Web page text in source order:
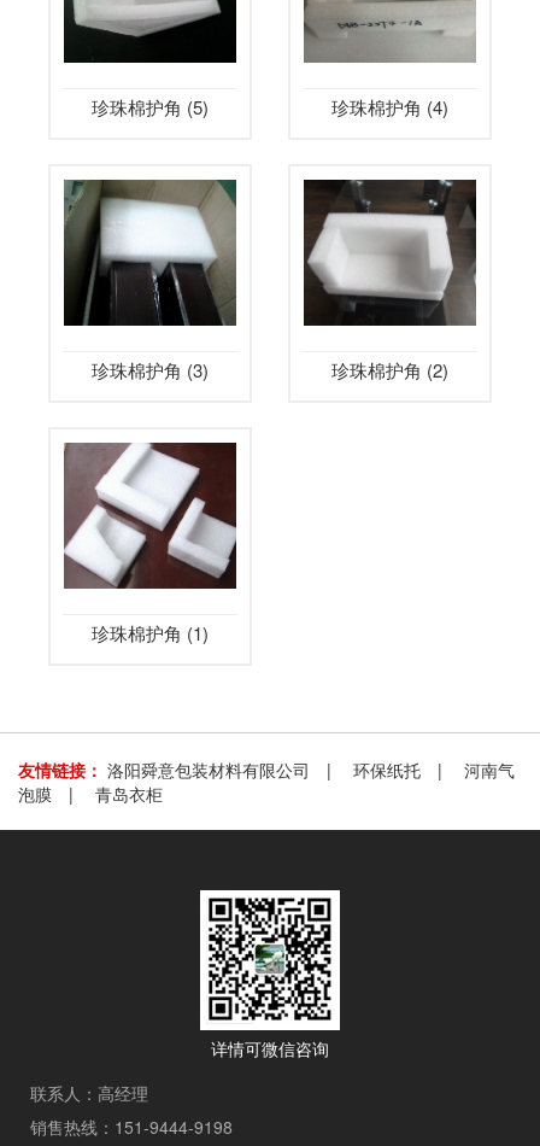
珍珠棉护角 (5) 珍珠棉护角 (4)
珍珠棉护角 (3) 珍珠棉护角 (2)
珍珠棉护角 (1)
友情链接： 洛阳舜意包装材料有限公司 | 环保纸托 | 河南气
泡膜 | 青岛衣柜
详情可微信咨询
联系人：高经理
销售热线：151-9444-9198